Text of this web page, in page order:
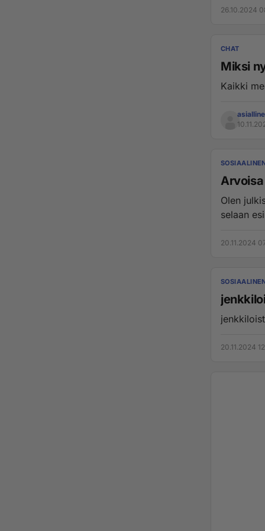
26.10.2024
CHAT
Miksi
Kaikki
Olen
selaan
20.11.2024
20.11.2024